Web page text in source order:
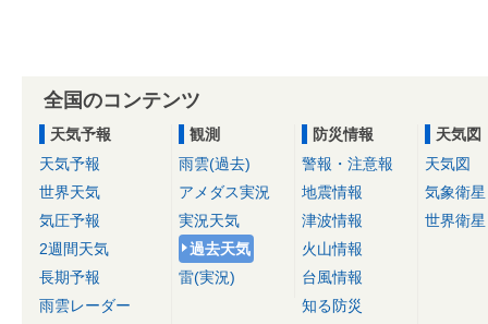
全国のコンテンツ
天気予報
天気予報
世界天気
気圧予報
2週間天気
長期予報
雨雲レーダー
観測
雨雲(過去)
アメダス実況
実況天気
過去天気
雷(実況)
防災情報
警報・注意報
地震情報
津波情報
火山情報
台風情報
知る防災
天気図
天気図
気象衛星
世界衛星